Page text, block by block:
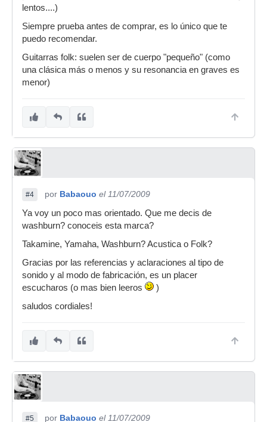
lentos....)
Siempre prueba antes de comprar, es lo único que te
puedo recomendar.
Guitarras folk: suelen ser de cuerpo "pequeño" (como
una clásica más o menos y su resonancia en graves es
menor)
#4 por Babaouo el 11/07/2009
Ya voy un poco mas orientado. Que me decis de
washburn? conoceis esta marca?
Takamine, Yamaha, Washburn? Acustica o Folk?
Gracias por las referencias y aclaraciones al tipo de
sonido y al modo de fabricación, es un placer
escucharos (o mas bien leeros
)
saludos cordiales!
#5 por Babaouo el 11/07/2009